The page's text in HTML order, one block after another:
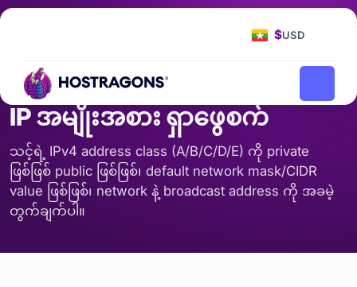
$USD
IP အမျိုးအစား ရှာဖွေစက်
သင့်ရဲ့ IPv4 address class (A/B/C/D/E) ကို private
ဖြစ်ဖြစ် public ဖြစ်ဖြစ်၊ default network mask/CIDR
value ဖြစ်ဖြစ်၊ network နဲ့ broadcast address ကို အခမဲ့
တွက်ချက်ပါ။